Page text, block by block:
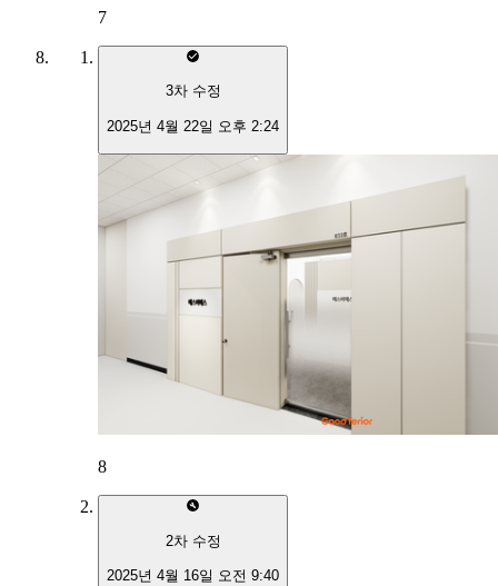
7
3차 수정
2025년 4월 22일 오후 2:24
8
2차 수정
2025년 4월 16일 오전 9:40